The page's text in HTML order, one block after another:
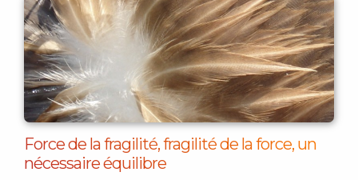
Force de la fragilité, fragilité de la force, un
nécessaire équilibre